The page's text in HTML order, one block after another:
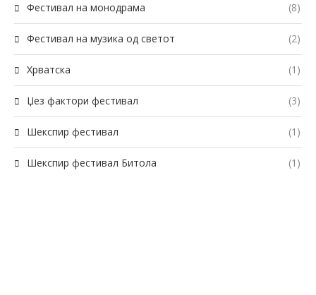
Фестивал на монодрама (8)
Фестивал на музика од светот (2)
Хрватска (1)
Џез фактори фестивал (3)
Шекспир фестивал (1)
Шекспир фестивал Битола (1)